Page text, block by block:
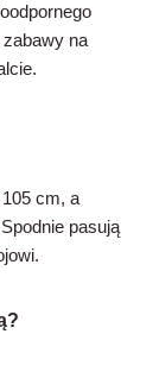
zabawy na
105 cm, a
pasują